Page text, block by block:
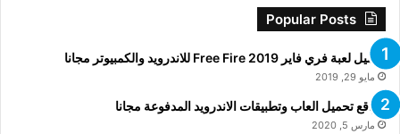
Popular Posts
تحميل لعبة فري فاير Free Fire 2019 للاندرويد والكمبيوتر مجانا
مايو 29, 2019
مواقع تحميل العاب وتطبيقات الاندرويد المدفوعة مجانا
مارس 5, 2020